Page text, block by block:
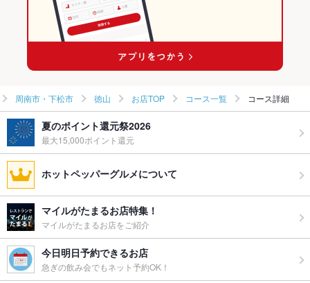
徳山駅 × 日本料理・懐石・割烹
周南市・下松市 徳山 お店TOP コース一覧 コース詳細
夏のポイント還元祭2026
最大15,000ポイント還元
ホットペッパーグルメについて
マイルがたまるお店特集！
マイルがたまるお店をご紹介
今日明日予約できるお店
急ぎの飲み会でもネット予約OK！